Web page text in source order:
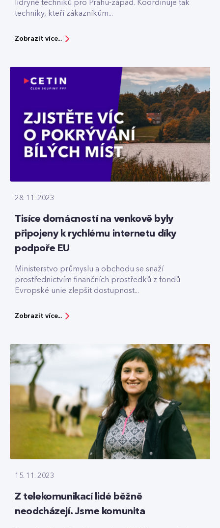
lídryně techniků pro Prahu-západ. Koordinuje tak
techniky, kteří zákazníkům...
Zobrazit více...
28. 11. 2023
Tisíce domácností na venkově byly
připojeny k rychlému internetu díky
podpoře EU
Ministerstvo průmyslu a obchodu se snaží
prostřednictvím finančních prostředků z fondů
Evropské unie zlepšit dostupnost...
Zobrazit více...
15. 11. 2023
Z telekomunikací lidé běžně
neodcházejí. Jsme komunita